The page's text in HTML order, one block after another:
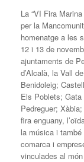
La “VI Fira
per la
homenatge a les
12 i 13 de
ajuntaments de
d’Alcalà, la Vall
Benidoleig;
Els Poblets; Gata
Pedreguer;
fira enguany,
la música i
comarca i
vinculades al